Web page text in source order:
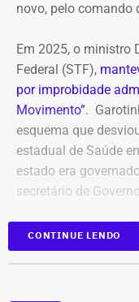
novo, pelo comando
Em 2025, o ministro
Federal (STF),
por improbidade
Movimento”.
esquema que
estadual de Saúde
estado era
secretário de Governo.
Com isso, a
CONTINUE LENDO